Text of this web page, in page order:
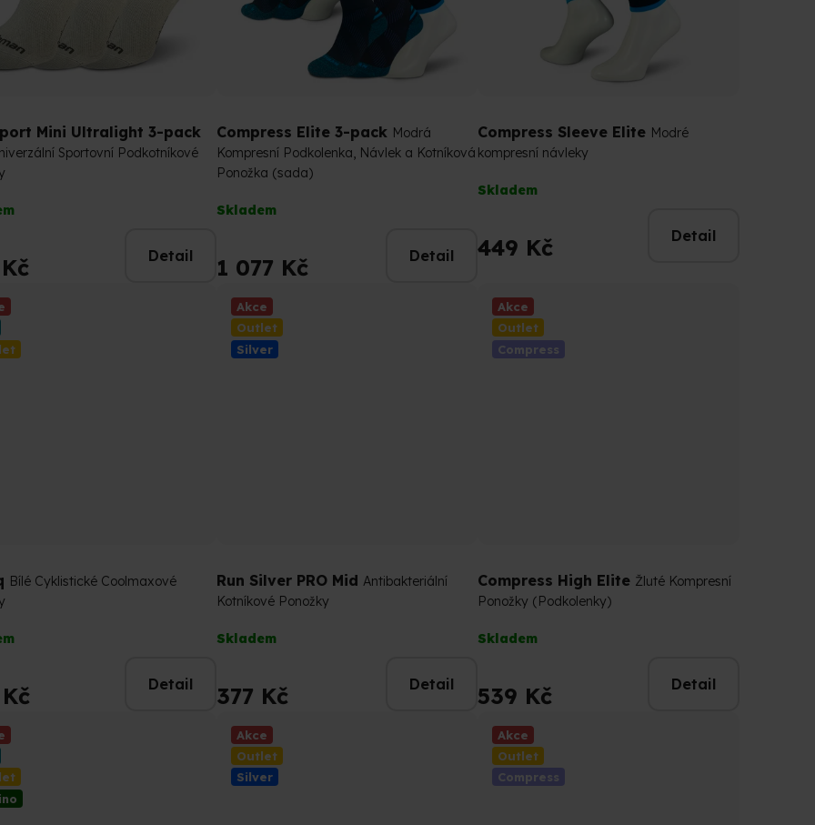
Mini Ultralight 3-pack
Sportovní Podkotníkové
Detail
Compress Elite 3-pack Modrá
Kompresní Podkolenka, Návlek a Kotníková
Ponožka (sada)
Průměrné
hodnocení
je
5,0
hvězdiček.
Skladem
1 077 Kč Detail
Compress Sleeve Elite Modré
kompresní návleky
Průměrné
hodnocení
je
5,0
hvězdiček.
Skladem
449 Kč Detail
Bílé Cyklistické Coolmaxové
Detail
Akce
Outlet
Silver
Run Silver PRO Mid Antibakteriální
Kotníkové Ponožky
hodnocení
je
5,0
hvězdiček.
Skladem
377 Kč Detail
Akce
Outlet
Compress
Compress High Elite Žluté Kompresní
Ponožky (Podkolenky)
hodnocení
je
5,0
hvězdiček.
Skladem
539 Kč Detail
Akce
Outlet
Silver
Akce
Outlet
Compress